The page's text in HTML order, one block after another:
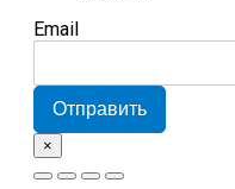
Email
Отправить
×